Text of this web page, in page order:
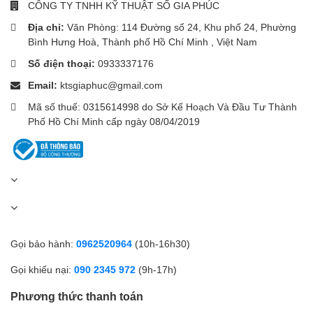
95% DCI-P3
10-bit màu (8-bit + FRC)
ΔE < 2
Photoshop
Premiere
Designer bán chuyên.
🚀 FreeSync Premium –
giảm xé hình
Công nghệAMD FreeSync Premium:
Đồng bộ FPS giữa GPU và màn hình
CÔNG TY TNHH KỸ THUẬT SỐ GIA PHÚC
Địa chỉ: Văn Phòng: 114 Đường số 24, Khu phố 24, Phường
Bình Hưng Hoà, Thành phố Hồ Chí Minh , Việt Nam
Số điện thoại: 0933337176
Email: ktsgiaphuc@gmail.com
Mã số thuế: 0315614998 do Sở Kế Hoạch Và Đầu Tư Thành
Phố Hồ Chí Minh cấp ngày 08/04/2019
Gọi bảo hành: 0962520964 (10h-16h30)
Gọi khiếu nại: 090 2345 972 (9h-17h)
Phương thức thanh toán